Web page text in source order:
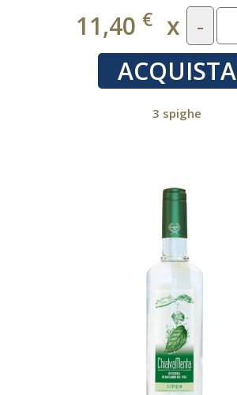
11,40 € x -
ACQUISTA
3 spighe